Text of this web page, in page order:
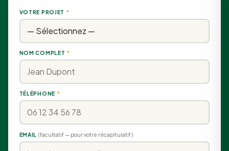
VOTRE PROJET *
NOM COMPLET *
TÉLÉPHONE *
EMAIL (facultatif — pour votre récapitulatif)